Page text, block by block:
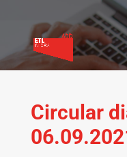
Circular